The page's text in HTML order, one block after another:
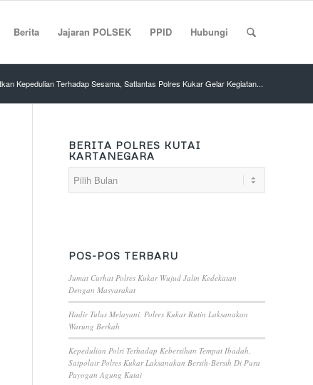
Berita Jajaran POLSEK PPID Hubungi
Kepedulian Terhadap Sesama, Satlantas Polres Kukar Gelar Kegiatan...
BERITA POLRES KUTAI
KARTANEGARA
POS-POS TERBARU
Jumat Curhat Polres Kukar Wujud Jalin Kedekatan
Dengan Masyarakat
Hadir Tulus Melayani, Polres Kukar Rutin Laksanakan
Warung Berkah
Kepedulian Polri Terhadap Kebersihan Tempat Ibadah,
Satpolair Polres Kukar Laksanakan Bersih-Bersih Di Pura
Payogan Agung Kutai